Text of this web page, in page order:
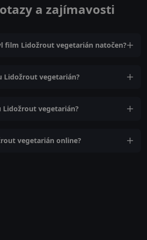
a zajímavosti
film Lidožrout vegetarián natočen?
Lidožrout vegetarián?
Lidožrout vegetarián?
vegetarián online?